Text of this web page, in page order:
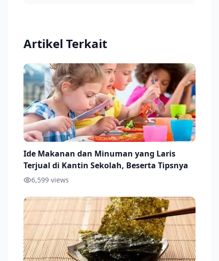
Artikel Terkait
Ide Makanan dan Minuman yang Laris
Terjual di Kantin Sekolah, Beserta Tipsnya
6,599 views